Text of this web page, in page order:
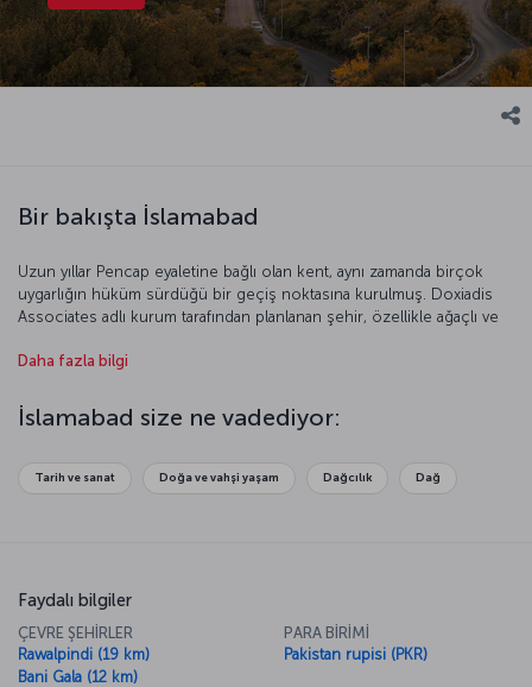
Bir bakışta İslamabad
Uzun yıllar Pencap eyaletine bağlı olan kent, aynı zamanda birçok
uygarlığın hüküm sürdüğü bir geçiş noktasına kurulmuş. Doxiadis
Associates adlı kurum tarafından planlanan şehir, özellikle ağaçlı ve
merkezi İslamabad’ı keşfetmek için geç kalmayın.
Daha fazla bilgi
İslamabad size ne vadediyor:
Tarih ve sanat Doğa ve vahşi yaşam Dağcılık Dağ
Faydalı bilgiler
ÇEVRE ŞEHİRLER
Rawalpindi (19 km)
Bani Gala (12 km)
PARA BİRİMİ
Pakistan rupisi (PKR)